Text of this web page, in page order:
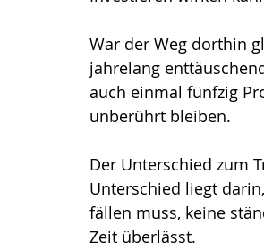
War der Weg dorthin
jahrelang
auch einmal fünfzig
unberührt bleiben.
Der Unterschied zum
Unterschied liegt
fällen muss, keine
Zeit überlässt.